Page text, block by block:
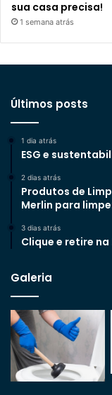
sua casa precisa!
1 semana atrás
Últimos posts
1 dia atrás
ESG e
2 dias atrás
Produtos de
Merlin para
3 dias atrás
Clique e retire
Galeria